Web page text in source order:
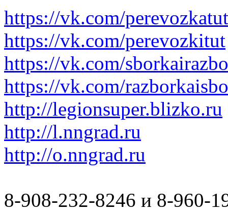
https://vk.com/perevozkatut
https://vk.com/perevozkitut
https://vk.com/
https://vk.com/
http://legionsuper.blizko.ru
http://l.nngrad.ru
http://o.nngrad.ru
8-908-232-8246 и 8-960-